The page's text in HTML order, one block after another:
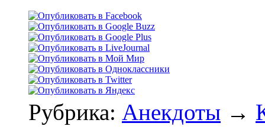
Рубрика: Анекдоты →